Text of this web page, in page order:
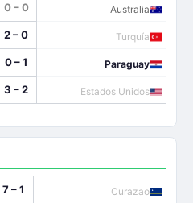
0 – 0
Australia
2 – 0
Turquía
0 – 1
Paraguay
3 – 2 Estados Unidos
7 – 1
Curazao